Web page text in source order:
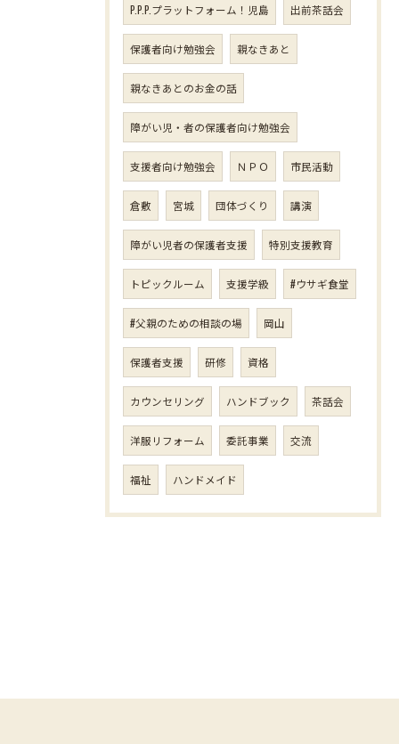
P.P.P.プラットフォーム！児島 出前茶話会
保護者向け勉強会 親なきあと
親なきあとのお金の話
障がい児・者の保護者向け勉強会
支援者向け勉強会 ＮＰＯ 市民活動
倉敷 宮城 団体づくり 講演
障がい児者の保護者支援 特別支援教育
トピックルーム 支援学級 #ウサギ食堂
#父親のための相談の場 岡山
保護者支援 研修 資格
カウンセリング ハンドブック 茶話会
洋服リフォーム 委託事業 交流
福祉 ハンドメイド